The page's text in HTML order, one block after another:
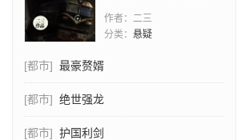
作者： 二三
分类： 悬疑
[都市] 最豪赘婿
[都市] 绝世强龙
[都市] 护国利剑